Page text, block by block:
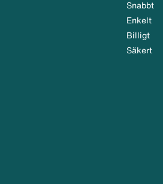
Snabbt
Enkelt
Billigt
Säkert